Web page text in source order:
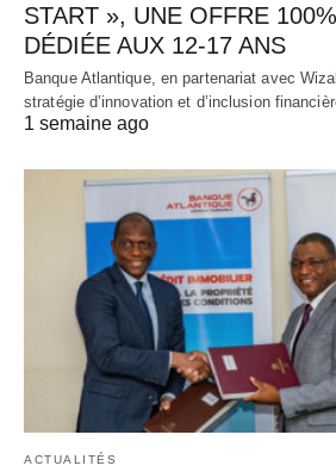
START », UNE OFFRE
DÉDIÉE AUX 12-17 ANS
Banque Atlantique, en partenariat avec
stratégie d’innovation et d’inclusion
1 semaine ago
ACTUALITÉS